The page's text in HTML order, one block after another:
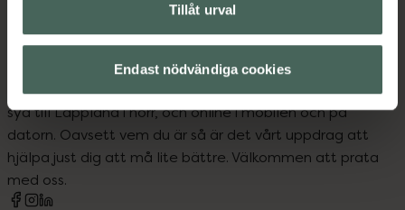
Tillåt urval
Endast nödvändiga cookies
Kronans Apotek finns här för dig. Du hittar oss från Skåne i
syd till Lappland i norr, och online i mobilen och på
datorn. Oavsett vem du är så är det vårt uppdrag att
hjälpa just dig att må lite bättre. Välkommen att prata
med oss.